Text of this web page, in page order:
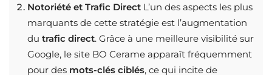
Notoriété et Trafic Direct L’un des aspects les plus
marquants de cette stratégie est l’augmentation
du trafic direct. Grâce à une meilleure visibilité sur
Google, le site BO Cerame apparaît fréquemment
pour des mots-clés ciblés, ce qui incite de